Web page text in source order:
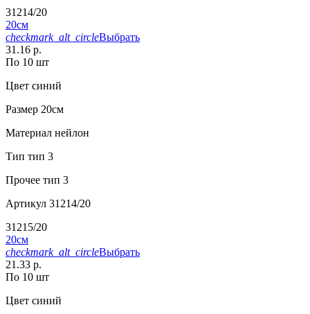
31214/20
20см
checkmark_alt_circleВыбрать
31.16 р.
По 10 шт
Цвет синий
Размер 20см
Материал нейлон
Тип тип 3
Прочее тип 3
Артикул 31214/20
31215/20
20см
checkmark_alt_circleВыбрать
21.33 р.
По 10 шт
Цвет синий